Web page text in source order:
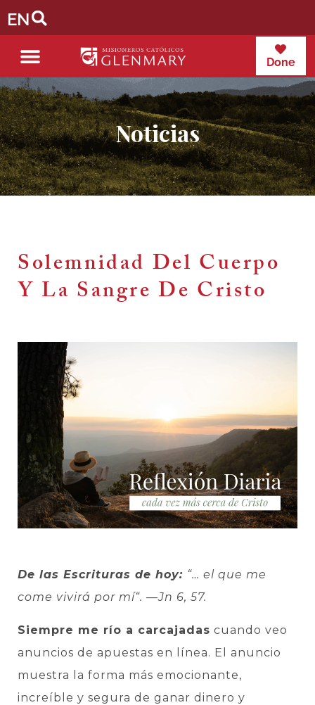
EN
Done
Noticias
Solemnidad Del Cuerpo
Y La Sangre De Cristo
De las Escrituras de hoy: “… el que me
come vivirá por mí“. —Jn 6, 57.
Siempre me río a carcajadas cuando veo
anuncios de apuestas en línea. El anuncio
muestra la forma más emocionante,
increíble y segura de ganar dinero y